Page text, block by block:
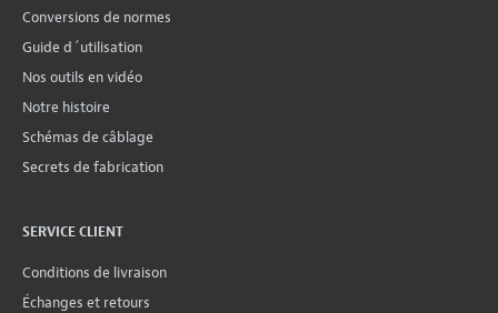
Conversions de normes
Guide d´utilisation
Nos outils en vidéo
Notre histoire
Schémas de câblage
Secrets de fabrication
SERVICE CLIENT
Conditions de livraison
Échanges et retours